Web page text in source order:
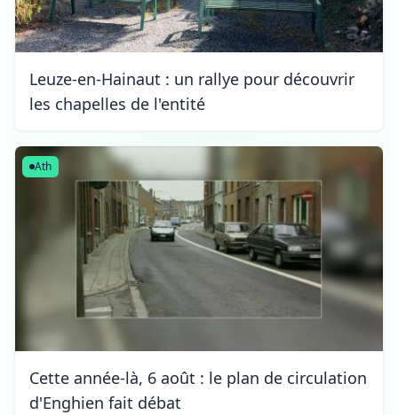
Leuze-en-Hainaut : un rallye pour découvrir
les chapelles de l'entité
Ath
Cette année-là, 6 août : le plan de circulation
d'Enghien fait débat